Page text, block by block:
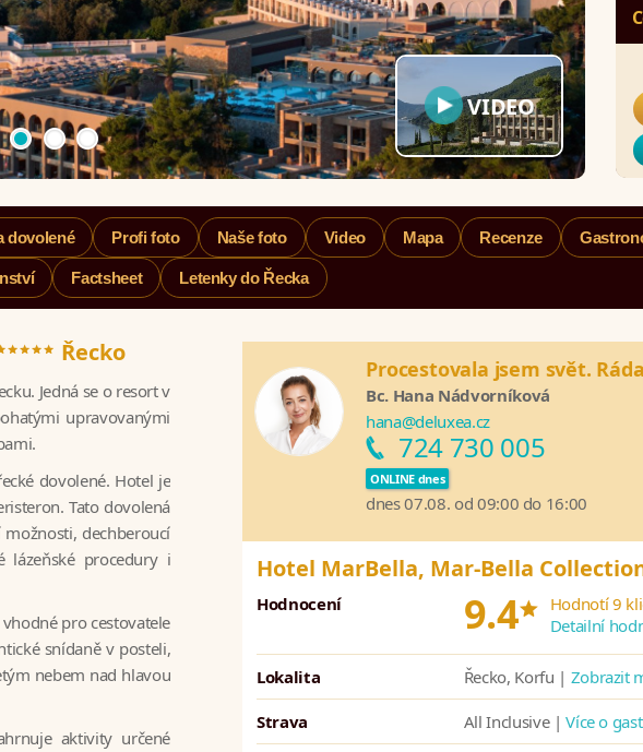
VIDEO
dovolené Profi foto Naše foto Video Mapa Recenze
Factsheet Letenky do Řecka
Procestovala jsem svět.
Bc. Hana Nádvorníková
hana@deluxea.cz
724 730 005
ONLINE dnes
dnes 07.08. od 09:00 do 16:00
Hotel MarBella, Mar-Bella
Hodnocení 9.4* Hodnotí 9
Detailní
Lokalita Řecko, Korfu | Zobrazit
Strava All Inclusive |Více o
Řecko
Jedná se o resort v
upravovanými
dovolené. Hotel je
Tato dovolená
dechberoucí
lázeňské procedury i
pro cestovatele
snídaně v posteli,
nebem nad hlavou
aktivity určené